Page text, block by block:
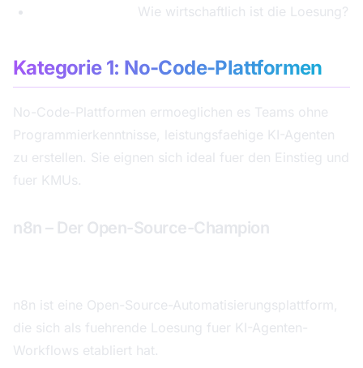
Wie wirtschaftlich ist die Loesung?
Kategorie 1: No-Code-Plattformen
No-Code-Plattformen ermoeglichen es Teams ohne
Programmierkenntnisse, leistungsfaehige KI-Agenten
zu erstellen. Sie eignen sich ideal fuer den Einstieg und
fuer KMUs.
n8n – Der Open-Source-Champion
n8n ist eine Open-Source-Automatisierungsplattform,
die sich als fuehrende Loesung fuer KI-Agenten-
Workflows etabliert hat.